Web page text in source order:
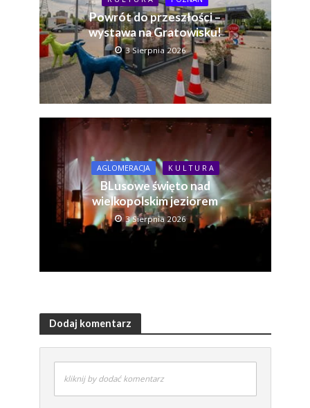
Powrót do przeszłości –
wystawa na Gratowisku!
3 Sierpnia 2026
AGLOMERACJA K U L T U R A
BLusowe święto nad
wielkopolskim jeziorem
3 Sierpnia 2026
Dodaj komentarz
kliknij by dodać komentarz